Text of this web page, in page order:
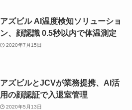
アズビル AI温度検知ソリューショ
ン、顔認識 0.5秒以内で体温測定
2020年7月15日
アズビルとJCVが業務提携、AI活
用の顔認証で入退室管理
2020年5月13日